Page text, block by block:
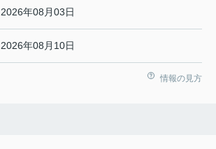
2026年08月03日
2026年08月10日
情報の見方